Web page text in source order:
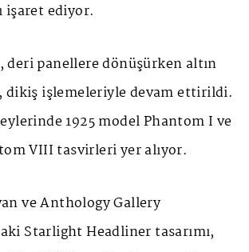
işaret ediyor.
deri panellere dönüşürken altın
dikiş işlemeleriyle devam ettirildi.
1925 modelPhantom I ve
VIII tasvirleri yer alıyor.
ve Anthology Gallery
Starlight Headliner tasarımı,